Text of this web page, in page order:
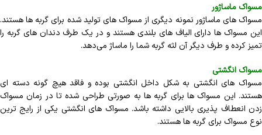
مسواک ماساژور
مسواک های ماساژور نمونه دیگری از مسواک های تولید شده برای گربه ها هستند.
این مسواک ها دارای الیاف های بلندی هستند و در یک طرف دندان های گربه را
تمیز کرده و طرف دیگر آن لثه گربه شما را ماساژ می‌دهد.
مسواک انگشتی
مسواک های انگشتی به شکل داخل انگشتی بوده و فاقد هیچ گونه دسته ای
هستند. این مسواک ها برای گربه ها به صورتی طراحی شده تا در زمان مسواک
زدن انعطاف پذیری بالایی داشته باشد. مسواک های انگشتی یکی از رایج ترین
نوع مسواک برای گربه ها هستند.